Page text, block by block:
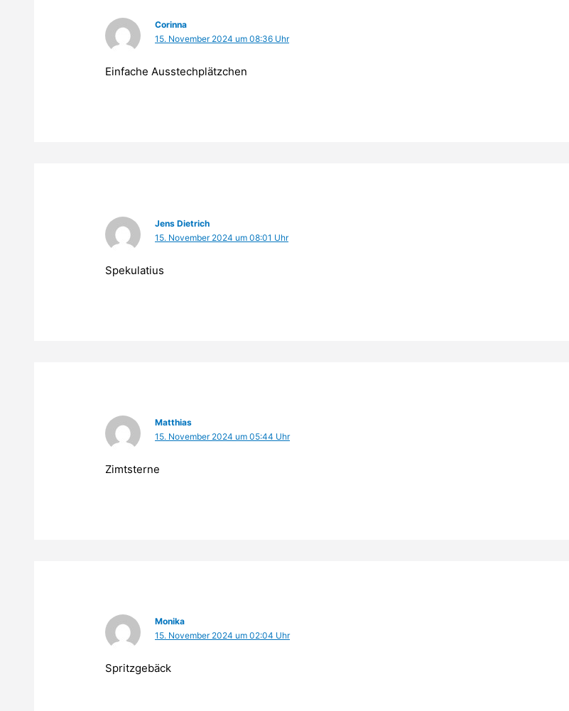
Corinna
15. November 2024 um 08:36 Uhr
Einfache Ausstechplätzchen
Jens Dietrich
15. November 2024 um 08:01 Uhr
Spekulatius
Matthias
15. November 2024 um 05:44 Uhr
Zimtsterne
Monika
15. November 2024 um 02:04 Uhr
Spritzgebäck